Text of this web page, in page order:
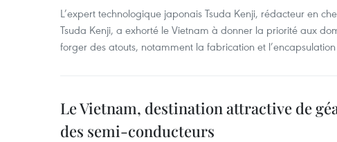
L’expert technologique japonais Tsuda Kenji, rédacteur en
Tsuda Kenji, a exhorté le Vietnam à donner la priorité aux
forger des atouts, notamment la fabrication et
Le Vietnam, destination attractive de
des semi-conducteurs